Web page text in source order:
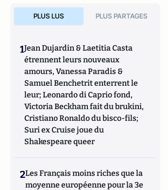
Trump (Passy, 2016),
Trumpland, portrait
d'une Amérique divisée
(Privat, 2017),1968:
s’il gagnait encore ?
(VA éditions, 2018),
Biden : le 3e mandat de Barack Obama
éditions, 2019), labiographie de Joe Biden
(Nouveau Monde, 2020) etGéopolitique des
Etats-Unis(Puf, 2022).
PLUS LUS PLUS PARTAGES
1Jean Dujardin & Laetitia Casta
étrennent leurs nouveaux
amours, Vanessa Paradis &
Samuel Benchetrit enterrent le
leur; Leonardo di Caprio fond,
Victoria Beckham fait du brukini,
Cristiano Ronaldo du bisco-fils;
Suri ex Cruise joue du
Shakespeare queer
2Les Français moins riches que la
moyenne européenne pour la 3e